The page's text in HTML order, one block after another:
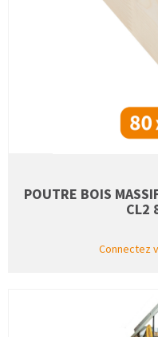
POUTRE BOIS
CL2
Connectez